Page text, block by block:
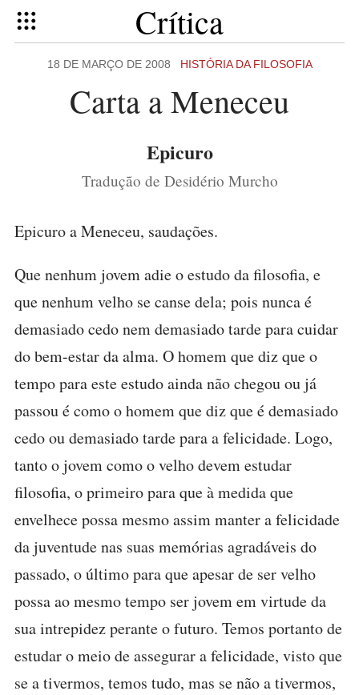
Crítica
18 DE MARÇO DE 2008 HISTÓRIA DA FILOSOFIA
Carta a Meneceu
Epicuro
Tradução de Desidério Murcho
Epicuro a Meneceu, saudações.
Que nenhum jovem adie o estudo da filosofia, e
que nenhum velho se canse dela; pois nunca é
demasiado cedo nem demasiado tarde para cuidar
do bem-estar da alma. O homem que diz que o
tempo para este estudo ainda não chegou ou já
passou é como o homem que diz que é demasiado
cedo ou demasiado tarde para a felicidade. Logo,
tanto o jovem como o velho devem estudar
filosofia, o primeiro para que à medida que
envelhece possa mesmo assim manter a felicidade
da juventude nas suas memórias agradáveis do
passado, o último para que apesar de ser velho
possa ao mesmo tempo ser jovem em virtude da
sua intrepidez perante o futuro. Temos portanto de
estudar o meio de assegurar a felicidade, visto que
se a tivermos, temos tudo, mas se não a tivermos,